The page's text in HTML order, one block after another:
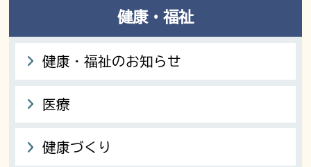
健康・福祉
健康・福祉のお知らせ
医療
健康づくり